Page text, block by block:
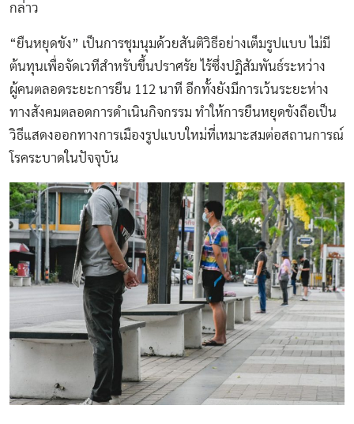
กล่าว
“ยืนหยุดขัง” เป็นการชุมนุมด้วยสันติวิธีอย่างเต็มรูปแบบ ไม่มี
ต้นทุนเพื่อจัดเวทีสำหรับขึ้นปราศรัย ไร้ซึ่งปฏิสัมพันธ์ระหว่าง
ผู้คนตลอดระยะการยืน 112 นาที อีกทั้งยังมีการเว้นระยะห่าง
ทางสังคมตลอดการดำเนินกิจกรรม ทำให้การยืนหยุดขังถือเป็น
วิธีแสดงออกทางการเมืองรูปแบบใหม่ที่เหมาะสมต่อสถานการณ์
โรคระบาดในปัจจุบัน